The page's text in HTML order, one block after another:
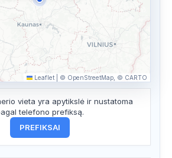
Leaflet © OpenStreetMap, © CARTO
vieta yra apytikslė ir nustatoma
telefono prefiksą.
PREFIKSAI